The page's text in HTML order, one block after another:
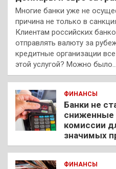
Многие банки уже не
причина не только в
Клиентам российских
отправлять валюту за
кредитные организации
этой услугой? Можно было…
ФИНАНСЫ
Банки не
сниженные
комиссии
значимых
ФИНАНСЫ